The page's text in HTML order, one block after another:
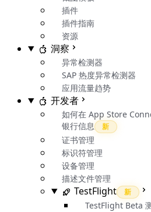
插件
插件指南
资源
洞察
异常检测器
SAP 热度异常检测器
应用流量趋势
开发者
如何在 App Store
银行信息
新
证书管理
标识符管理
设备管理
描述文件管理
TestFlight 新
TestFlight Beta